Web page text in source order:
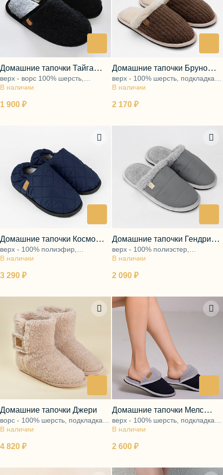
1 900 ₽
В наличии
Домашние тапочки Тайга
чёрный
верх - ворс 100% шерсть,
подкладка - ворс 100% шерсть,
2 170 ₽
В наличии
Домашние тапочки Бруно
коричневый
верх - 100% шерсть, подкладка -
ворс 100% шерсть, подошва -
3 290 ₽
В наличии
Домашние тапочки Космо
синий
верх - 100% полиэфир,
подкладка - ворс 100% шерсть,
2 090 ₽
В наличии
Домашние тапочки Гендри
серый
верх - 100% полиэстер,
подкладка - ворс 100% шерсть,
4 820 ₽
В наличии
Домашние тапочки Джери
ворс - 100% шерсть, подкладка -
ворс 100% шерсть, подошва -
2 600 ₽
В наличии
Домашние тапочки Мелс
синий
верх - 100% шерсть, подкладка -
ворс 100% шерсть, подошва -